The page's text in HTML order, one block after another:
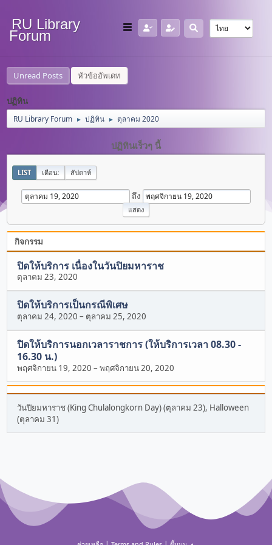
RU Library
Forum
Unread Posts หัวข้ออัพเดท
ปฏิทิน
RU Library Forum ► ปฏิทิน ► ตุลาคม 2020
ปฏิทินเร็วๆ นี้
LIST เดือน: สัปดาห์
ถึง
กิจกรรม
ปิดให้บริการ เนื่องในวันปิยมหาราช
ตุลาคม 23, 2020
ปิดให้บริการเป็นกรณีพิเศษ
ตุลาคม 24, 2020 – ตุลาคม 25, 2020
ปิดให้บริการนอกเวลาราชการ (ให้บริการเวลา 08.30 -
16.30 น.)
พฤศจิกายน 19, 2020 –พฤศจิกายน 20, 2020
วันปิยมหาราช (King Chulalongkorn Day) (ตุลาคม 23), Halloween
(ตุลาคม 31)